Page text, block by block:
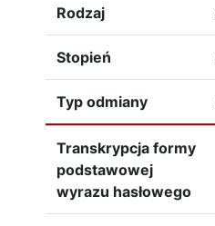
Rodzaj
Stopień
Typ odmiany
Transkrypcja formy
podstawowej
wyrazu hasłowego